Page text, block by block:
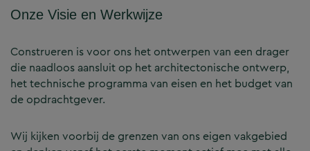
Onze Visie en Werkwijze
Construeren is voor ons het ontwerpen van een drager
die naadloos aansluit op het architectonische ontwerp,
het technische programma van eisen en het budget van
de opdrachtgever.
Wij kijken voorbij de grenzen van ons eigen vakgebied